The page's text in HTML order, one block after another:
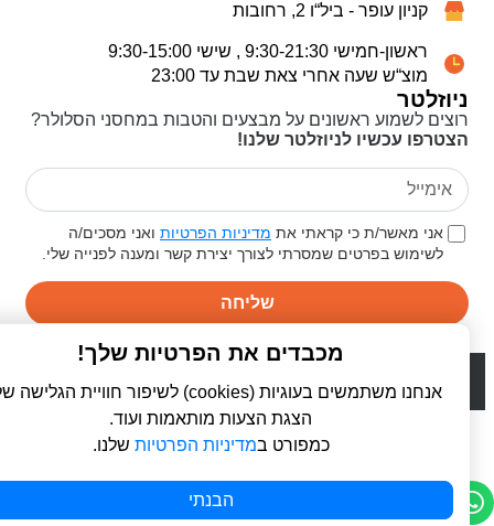
ניוזלטר
רוצים לשמוע ראשונים על מבצעים והטבות במחסני הסלולר?
הצטרפו עכשיו לניוזלטר שלנו!
אני מאשר/ת כי קראתי אתמדיניות הפרטיותואני מסכים/ה
לשימוש בפרטים שמסרתי לצורך יצירת קשר ומענה לפנייה שלי.
שליחה
קניון עופר - ביל“ו 2, רחובות
ראשון-חמישי 9:30-21:30 , שישי 9:30-15:00
מוצ“ש שעה אחרי צאת שבת עד 23:00
WebDigital | וובדיגיטל - עיצוב ובניית אתרים
מכבדים את הפרטיות שלך!
אנחנו משתמשים בעוגיות (cookies) לשיפור חוויית הגלישה שלך,
הצגת הצעות מותאמות ועוד.
כמפורט במדיניות הפרטיותשלנו.
הבנתי